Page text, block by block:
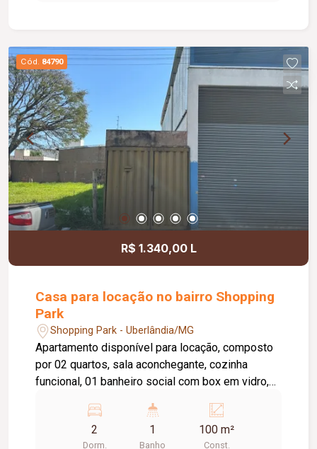
Ambientes modernos, amplos e bem
distribuídos; Excelente localização.
Cód. 84790
R$ 1.340,00 L
Casa para locação no bairro Shopping
Park
Shopping Park - Uberlândia/MG
Apartamento disponível para locação, composto
por 02 quartos, sala aconchegante, cozinha
funcional, 01 banheiro social com box em vidro,
oferece um ambiente prático e confortável,
sendo uma excelente opção para quem busca
2
Dorm.
1
Banho
100 m²
Const.